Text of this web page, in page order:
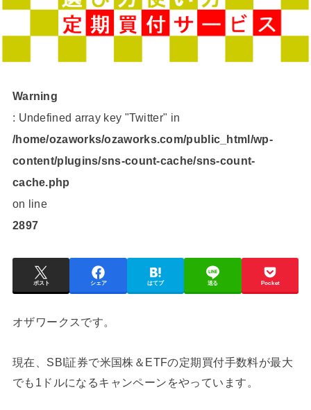
Warning
: Undefined array key "Twitter" in
/home/ozaworks/ozaworks.com/public_html/wp-
content/plugins/sns-count-cache/sns-count-
cache.php
on line
2897
ポスト シェア はてブ 送る Pocket
オザワークスです。
現在、SBI証券で米国株＆ETFの定期買付手数料が最大
でも1ドルになるキャンペーンをやっています。